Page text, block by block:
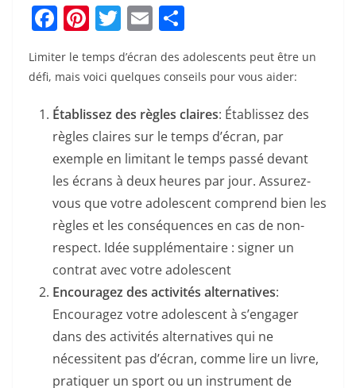
F
a
c
b
o
o
k
Pi
er
st
T
w
itt
er
E
m
ai
ar
ta
er
Limiter le temps d’écran des adolescents peut être un
défi, mais voici quelques conseils pour vous aider:
Établissez des règles claires: Établissez des
règles claires sur le temps d’écran, par
exemple en limitant le temps passé devant
les écrans à deux heures par jour. Assurez-
vous que votre adolescent comprend bien les
règles et les conséquences en cas de non-
respect. Idée supplémentaire : signer un
contrat avec votre adolescent
Encouragez des activités alternatives:
Encouragez votre adolescent à s’engager
dans des activités alternatives qui ne
nécessitent pas d’écran, comme lire un livre,
pratiquer un sport ou un instrument de